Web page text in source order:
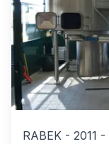
RABEK - 2011 -